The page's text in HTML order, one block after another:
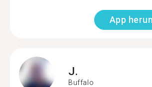
App
J.
Buffalo